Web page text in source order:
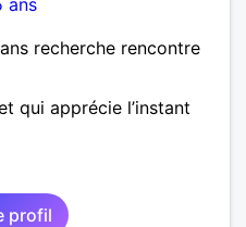
recherche rencontre
qui apprécie l’instant
profil